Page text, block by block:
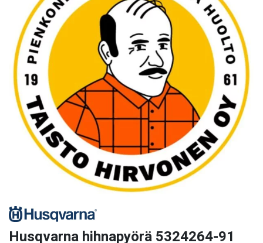
Husqvarna hihnapyörä 5324264-91